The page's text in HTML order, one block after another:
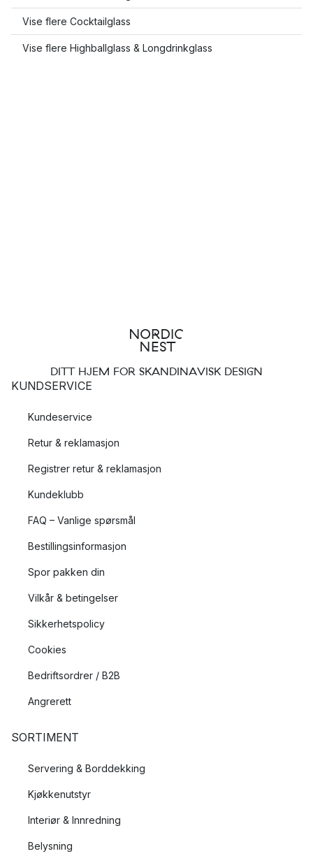
Vise flere Cocktailglass
Vise flere Highballglass & Longdrinkglass
DITT HJEM FOR SKANDINAVISK DESIGN
KUNDSERVICE
Kundeservice
Retur & reklamasjon
Registrer retur & reklamasjon
Kundeklubb
FAQ – Vanlige spørsmål
Bestillingsinformasjon
Spor pakken din
Vilkår & betingelser
Sikkerhetspolicy
Cookies
Bedriftsordrer / B2B
Angrerett
SORTIMENT
Servering & Borddekking
Kjøkkenutstyr
Interiør & Innredning
Belysning